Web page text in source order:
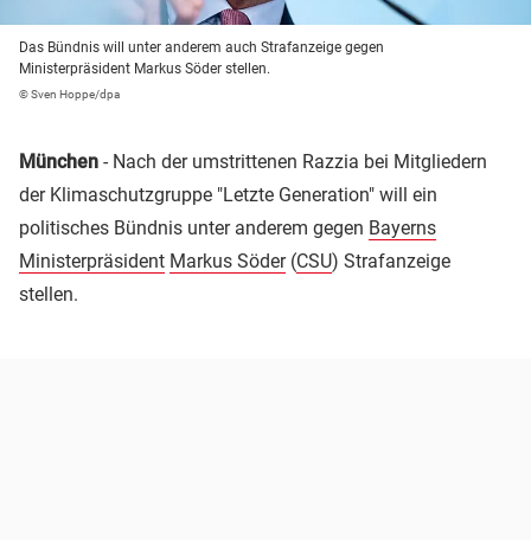
Das Bündnis will unter anderem auch Strafanzeige gegen
Ministerpräsident Markus Söder stellen.
© Sven Hoppe/dpa
München - Nach der umstrittenen Razzia bei Mitgliedern
der Klimaschutzgruppe "Letzte Generation" will ein
politisches Bündnis unter anderem gegen Bayerns
Ministerpräsident Markus Söder(CSU) Strafanzeige
stellen.